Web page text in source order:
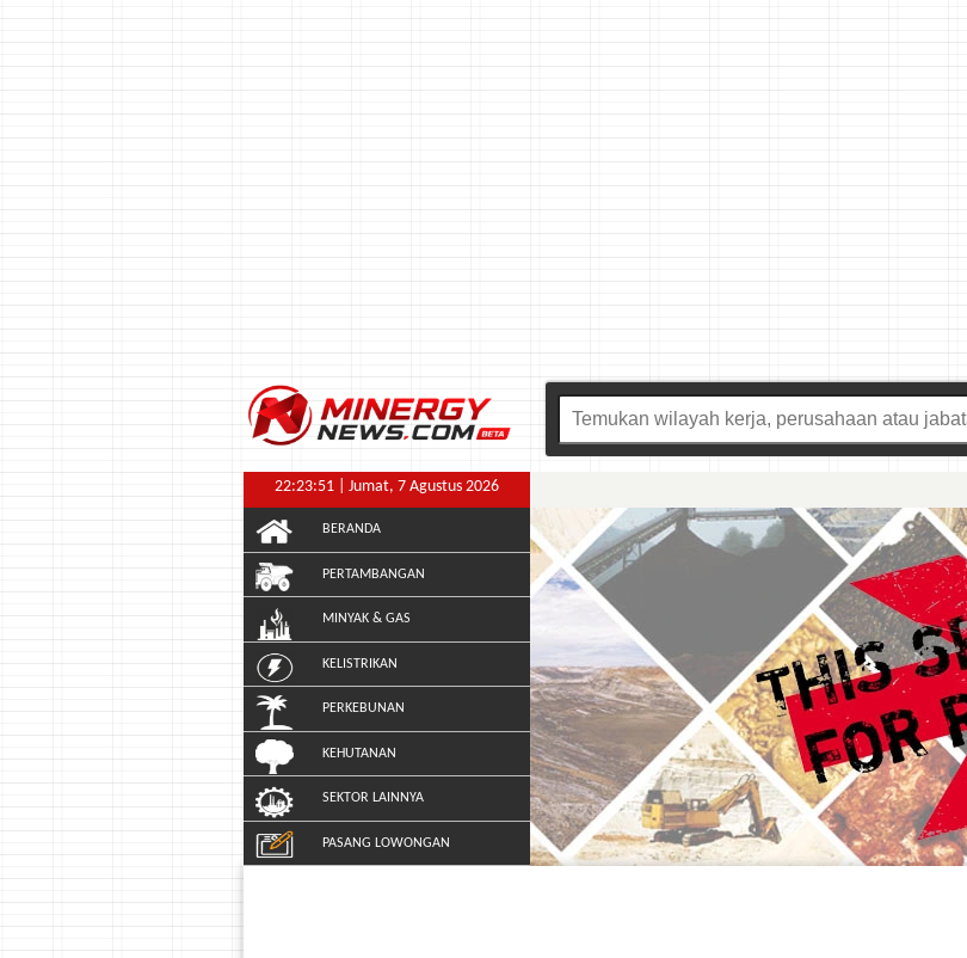
22:23:52 | Jumat, 7 Agustus 2026
BERANDA
PERTAMBANGAN
MINYAK & GAS
KELISTRIKAN
PERKEBUNAN
KEHUTANAN
SEKTOR LAINNYA
PASANG LOWONGAN